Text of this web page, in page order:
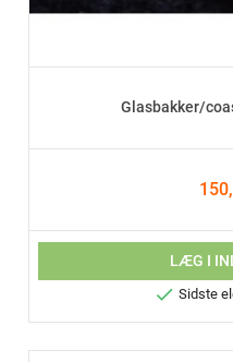
Glasbakker/
LÆG I
 Sidste